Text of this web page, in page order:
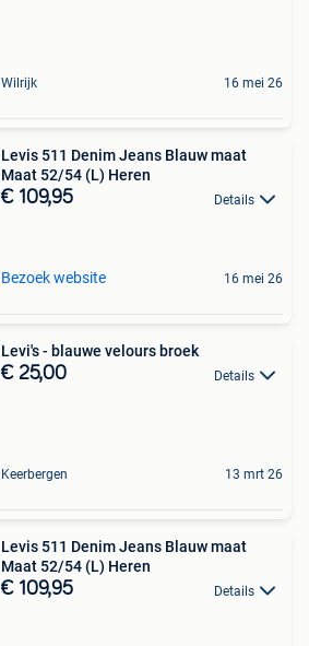
Wilrijk 16 mei 26
Levis 511 Denim Jeans Blauw maat
Maat 52/54 (L) Heren
€ 109,95 Details
Bezoek website 16 mei 26
Levi's - blauwe velours broek
€ 25,00 Details
Keerbergen 13 mrt 26
Levis 511 Denim Jeans Blauw maat
Maat 52/54 (L) Heren
€ 109,95 Details